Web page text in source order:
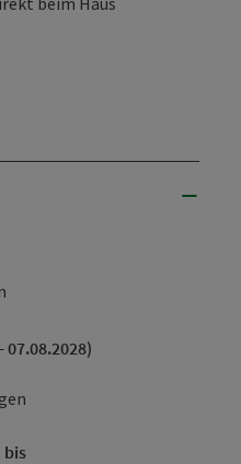
07.08.2028)
bis